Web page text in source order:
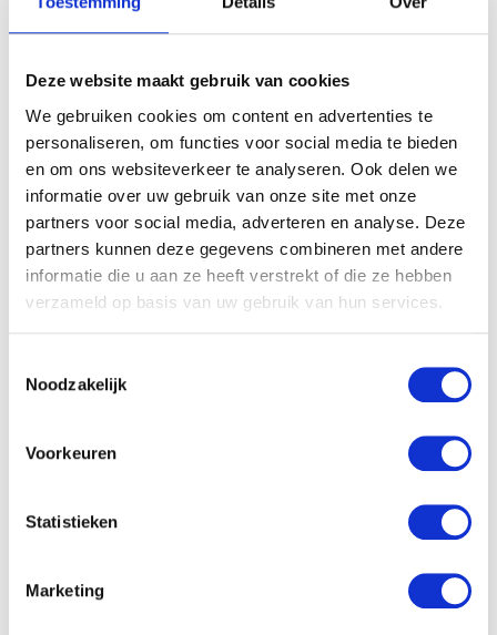
Deze website maakt gebruik van cookies
We gebruiken cookies om content en advertenties te
personaliseren, om functies voor social media te bieden
en om ons websiteverkeer te analyseren. Ook delen we
informatie over uw gebruik van onze site met onze
partners voor social media, adverteren en analyse. Deze
partners kunnen deze gegevens combineren met andere
informatie die u aan ze heeft verstrekt of die ze hebben
verzameld op basis van uw gebruik van hun services.
Noodzakelijk
Voorkeuren
Statistieken
Marketing